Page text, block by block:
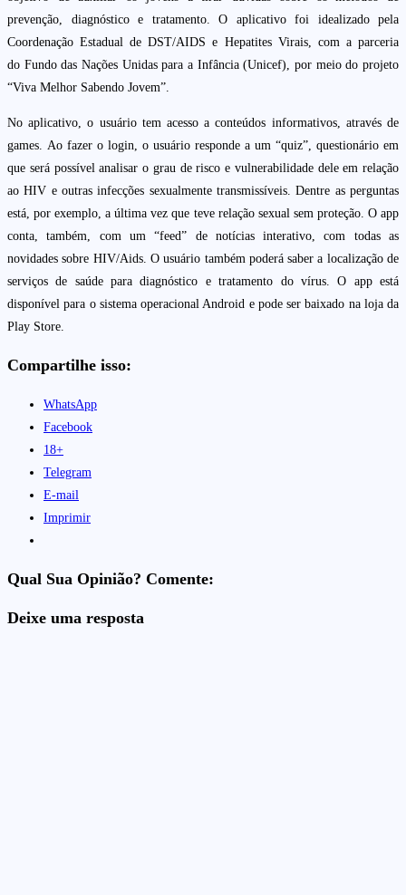
prevenção, diagnóstico e tratamento. O aplicativo foi idealizado pela
Coordenação Estadual de DST/AIDS e Hepatites Virais, com a parceria
do Fundo das Nações Unidas para a Infância (Unicef), por meio do projeto
“Viva Melhor Sabendo Jovem”.
No aplicativo, o usuário tem acesso a conteúdos informativos, através de
games. Ao fazer o login, o usuário responde a um “quiz”, questionário em
que será possível analisar o grau de risco e vulnerabilidade dele em relação
ao HIV e outras infecções sexualmente transmissíveis. Dentre as perguntas
está, por exemplo, a última vez que teve relação sexual sem proteção. O app
conta, também, com um “feed” de notícias interativo, com todas as
novidades sobre HIV/Aids. O usuário também poderá saber a localização de
serviços de saúde para diagnóstico e tratamento do vírus. O app está
disponível para o sistema operacional Android e pode ser baixado na loja da
Play Store.
Compartilhe isso:
WhatsApp
Facebook
18+
Telegram
E-mail
Imprimir
Qual Sua Opinião? Comente:
Deixe uma resposta